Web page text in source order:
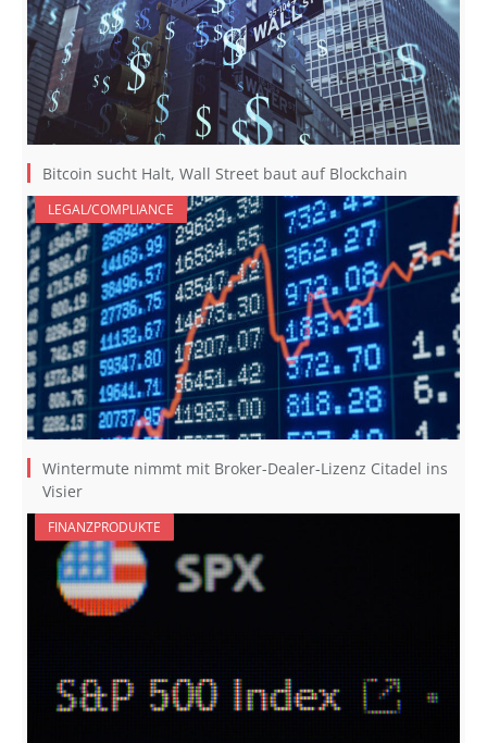
Bitcoin sucht Halt, Wall Street baut auf Blockchain
LEGAL/COMPLIANCE
Wintermute nimmt mit Broker-Dealer-Lizenz Citadel ins
Visier
FINANZPRODUKTE